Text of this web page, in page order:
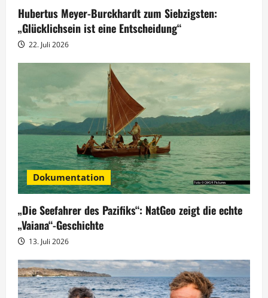
g
a
t
o
n
Hubertus Meyer-Burckhardt zum Siebzigsten:
„Glücklichsein ist eine Entscheidung“
22. Juli 2026
Dokumentation
„Die Seefahrer des Pazifiks“: NatGeo zeigt die echte
„Vaiana“-Geschichte
13. Juli 2026